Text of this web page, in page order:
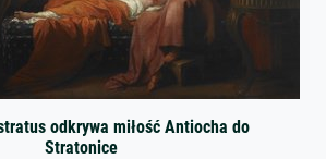
odkrywa miłość Antiocha do
Stratonice